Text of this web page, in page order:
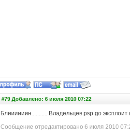
#79 Добавлено: 6 июля 2010 07:22
Блиииииин........... Владельцев psp go эксплоит
Сообщение отредактировано 6 июля 2010